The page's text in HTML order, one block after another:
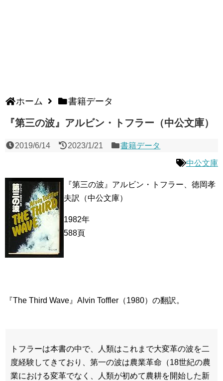
ホーム 書籍データ
『第三の波』アルビン・トフラー（中公文庫）
2019/6/14 2023/1/21 書籍データ
中公文庫
『第三の波』アルビン・トフラー、徳岡孝
夫訳（中公文庫）
1982年
588頁
『The Third Wave』Alvin Toffler（1980）の翻訳。
トフラーは本書の中で、人類はこれまで大変革の波を二
度経験してきており、第一の波は農業革命（18世紀の農
業における変革でなく、人類が初めて農耕を開始した新